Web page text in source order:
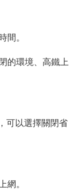
。
的環境、高鐵上
可以選擇關閉省
。